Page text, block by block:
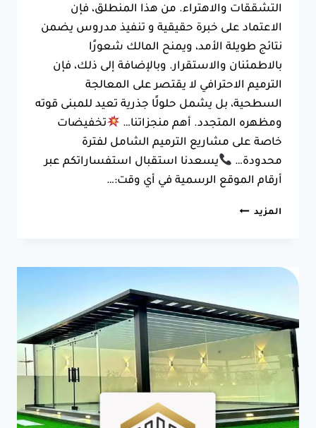
التشققات والاهتراء. من هذا المنطلق، فإن
الاعتماد على خبرة حقيقية و تنفيذ مدروس يضمن
نتائج طويلة الأمد، ويمنح المالك شعورًا
بالاطمئنان والاستقرار. وبالإضافة إلى ذلك، فإن
الترميم الاحترافي لا يقتصر على المعالجة
السطحية، بل يشمل حلولًا جذرية تعيد للمبنى قوته
ومظهره المتجدد. أهم منجزاتنا…
تخفيضات
خاصة على مشاريع الترميم الشامل لفترة
محدودة…
يسعدنا استقبال استفساراتكم عبر
أرقام الموقع الرسمية في أي وقت:…
المزيد افضل
ت:
ترميم
مباني
جدة
(0)